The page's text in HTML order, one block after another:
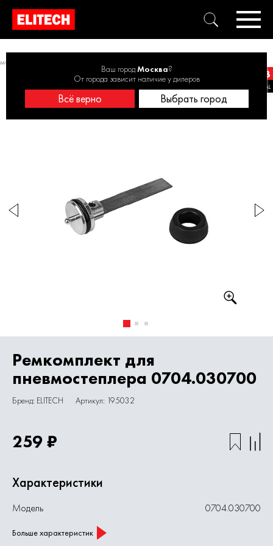
Ваш городМосква?
От города зависит наличие у дилеров
Всё верно Выбрать город
Ремкомплект для
пневмостеплера 0704.030700
Бренд: ELITECH Артикул: 195032
259 ₽
Характеристики
Модель 0704.030700
Больше характеристик